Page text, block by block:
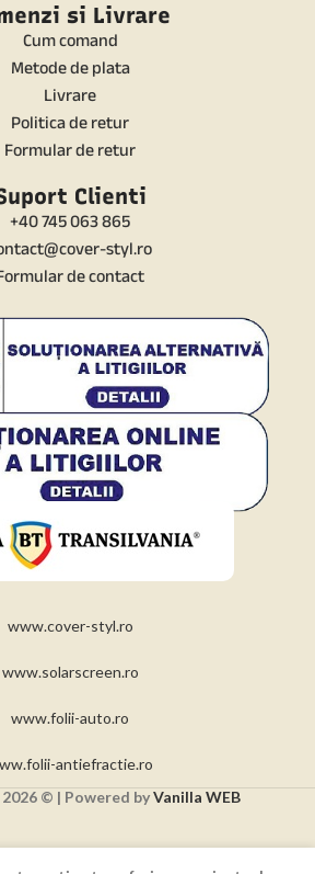
si Livrare
Cum comand
Metode de plata
Livrare
Politica de retur
Formular de retur
Clienti
+40 745 063 865
styl.ro
de contact
www.cover-styl.ro
www.solarscreen.ro
www.folii-auto.ro
antiefractie.ro
2026 © | Powered byVanilla WEB